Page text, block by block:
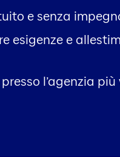
e senza
esigenze e
l’agenzia più